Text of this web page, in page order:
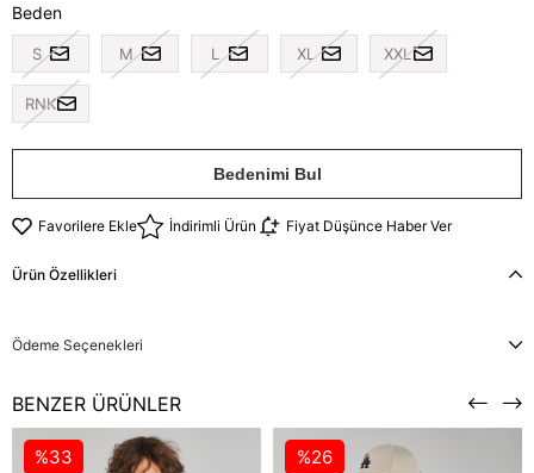
Beden
S M L XL XXL
RNK
Bedenimi Bul
Favorilere Ekle İndirimli Ürün Fiyat Düşünce Haber Ver
Ürün Özellikleri
Ödeme Seçenekleri
BENZER ÜRÜNLER
%33 %26